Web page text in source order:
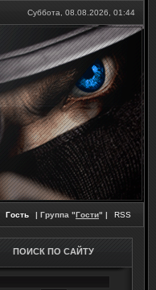
Суббота, 08.08.2026, 01:44
Гость | Группа "Гости" | RSS
ПОИСК ПО САЙТУ